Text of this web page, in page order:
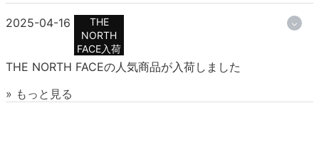
2025-04-16
THE
NORTH
FACE入荷
THE NORTH FACEの人気商品が入荷しました
» もっと見る